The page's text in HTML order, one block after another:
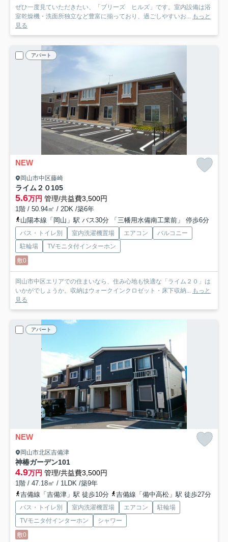
ぜひ一度見ていただきたい、「ブリーズ ヒルズ」です。室内設備は浴
室乾燥機・洗面所独立など豊富に揃っており、過ごしやすいお... もっと
見る
アパート
NEW
岡山市中区藤崎
ライム２０105
5.6万円 管理/共益費3,500円
1階 / 50.94㎡ / 2DK /築6年
山陽本線「岡山」駅 バス30分 「三幡用水備南工業前」 停歩6分
バス・トイレ別 室内洗濯機置場 エアコン
バルコニー
駐輪場
TVモニタ付インターホン
敷0
岡山市中区エリアでの住まいなら、住み心地も快適な「ライム２０」は
いかがでしょうか。収納はウォークインクロゼット・床下収納... もっと
見る
アパート
NEW
岡山市北区吉備津
神椿ガーデン101
4.9万円 管理/共益費3,500円
1階 / 47.18㎡ / 1LDK /築9年
吉備線「吉備津」駅 徒歩10分
吉備線「備中高松」駅 徒歩27分
バス・トイレ別 室内洗濯機置場 エアコン
駐輪場
TVモニタ付インターホン
シャワー
敷0